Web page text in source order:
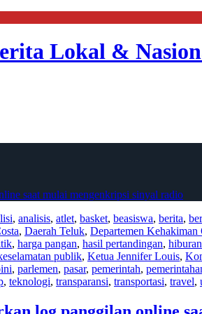
Lokal &
saat mulai mengenkripsi sinyal radio
, analisis, atlet, basket, beasiswa, berita,
, Daerah Teluk, Departemen Kehakiman
, harga pangan, hasil pertandingan, hiburan
publik, Ketua Jennifer Louis,
, parlemen, pasar, pemerintah,
, teknologi, transparansi, transportasi, travel,